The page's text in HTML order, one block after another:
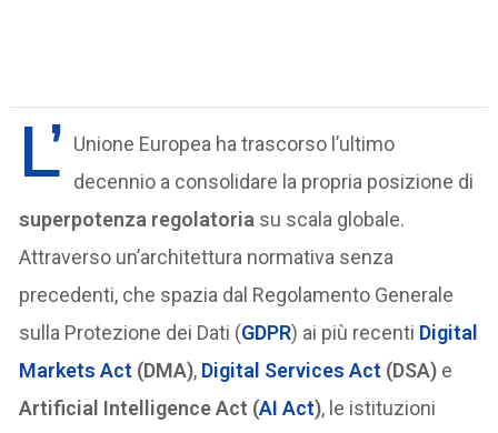
L’ Unione Europea ha trascorso l’ultimo
decennio a consolidare la propria posizione di
superpotenza regolatoria su scala globale.
Attraverso un’architettura normativa senza
precedenti, che spazia dal Regolamento Generale
sulla Protezione dei Dati (GDPR) ai più recenti Digital
Markets Act (DMA), Digital Services Act (DSA) e
Artificial Intelligence Act (AI Act), le istituzioni